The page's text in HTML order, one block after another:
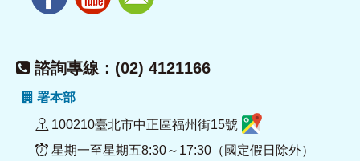
諮詢專線：(02) 4121166
署本部
100210臺北市中正區福州街15號
星期一至星期五8:30～17:30（國定假日除外）